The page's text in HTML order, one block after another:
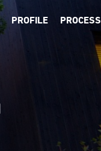
PROFILE PROCESS